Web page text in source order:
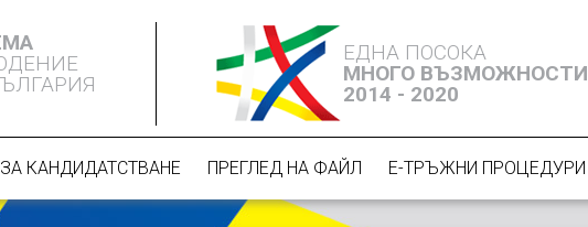
ЕДНА ПОСОКА
МНОГО ВЪЗМОЖНОСТИ
2014 - 2020
КАНДИДАТСТВАНЕ ПРЕГЛЕД НА ФАЙЛ Е-ТРЪЖНИ ПРОЦЕДУРИ